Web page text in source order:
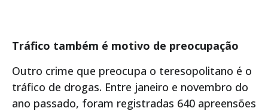
Tráfico também é motivo de preocupação
Outro crime que preocupa o teresopolitano é o
tráfico de drogas. Entre janeiro e novembro do
ano passado, foram registradas 640 apreensões